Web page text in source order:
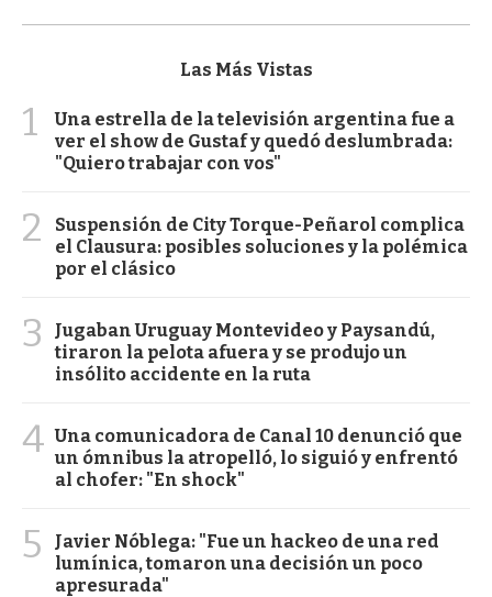
Las Más Vistas
1
Una estrella de la televisión argentina fue a
ver el show de Gustaf y quedó deslumbrada:
"Quiero trabajar con vos"
2
Suspensión de City Torque-Peñarol complica
el Clausura: posibles soluciones y la polémica
por el clásico
3
Jugaban Uruguay Montevideo y Paysandú,
tiraron la pelota afuera y se produjo un
insólito accidente en la ruta
4 Una comunicadora de Canal 10 denunció que
un ómnibus la atropelló, lo siguió y enfrentó
al chofer: "En shock"
5
Javier Nóblega: "Fue un hackeo de una red
lumínica, tomaron una decisión un poco
apresurada"